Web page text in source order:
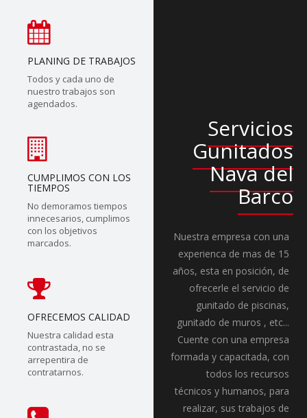
PLANING DE TRABAJOS
Todos y cada uno de
nuestro trabajos son
agendados.
CUMPLIMOS CON LOS
TIEMPOS
No demoramos tiempos
innecesarios, cumplimos
con los objetivos
marcados.
OFRECEMOS CALIDAD
Nuestra calidad esta
contrastada, no se
arrepentira de
contratarnos.
Servicios
Gunitados
Nava del
Barco
Nuestra empresa con una
experienca de mas de 15
años, esta en posición, de
ofrecerle el servicio de
gunitado de piscinas,
gunitado de muros , etc...
Cuente con una empresa
formada y capacitada, con
todos los recursos
técnicos y humanos, para
realizar, sus trabajos de